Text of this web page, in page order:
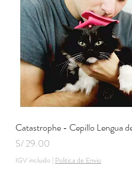
Vista rápida
Catastrophe - Cepillo Lengua
Precio
S/ 29.00
IGV incluido | Politica de Envio